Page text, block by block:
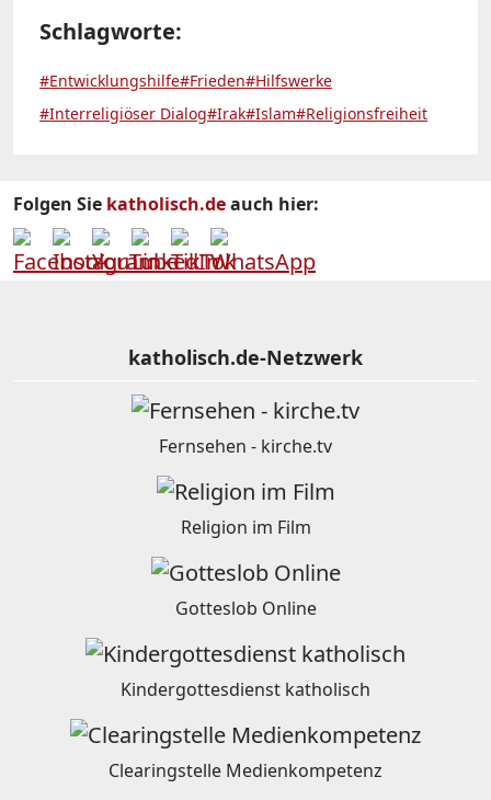
Schlagworte:
#Entwicklungshilfe#Frieden#Hilfswerke
#Interreligiöser Dialog#Irak#Islam#Religionsfreiheit
Folgen Sie katholisch.deauch hier:
katholisch.de-Netzwerk
Fernsehen - kirche.tv
Religion im Film
Gotteslob Online
Kindergottesdienst katholisch
Clearingstelle Medienkompetenz